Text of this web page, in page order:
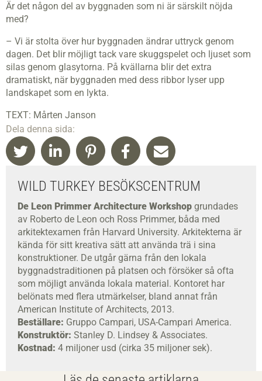
Är det någon del av byggnaden som ni är särskilt nöjda
med?
– Vi är stolta över hur byggnaden ändrar uttryck genom
dagen. Det blir möjligt tack vare skuggspelet och ljuset som
silas genom glasytorna. På kvällarna blir det extra
dramatiskt, när byggnaden med dess ribbor lyser upp
landskapet som en lykta.
TEXT: Mårten Janson
Dela denna sida:
WILD TURKEY BESÖKSCENTRUM
De Leon Primmer Architecture Workshop grundades
av Roberto de Leon och Ross Primmer, båda med
arkitektexamen från Harvard University. Arkitekterna är
kända för sitt kreativa sätt att använda trä i sina
konstruktioner. De utgår gärna från den lokala
byggnadstraditionen på platsen och försöker så ofta
som möjligt använda lokala material. Kontoret har
belönats med flera utmärkelser, bland annat från
American Institute of Architects, 2013.
Beställare: Gruppo Campari, USA-Campari America.
Konstruktör: Stanley D. Lindsey & Associates.
Kostnad: 4 miljoner usd (cirka 35 miljoner sek).